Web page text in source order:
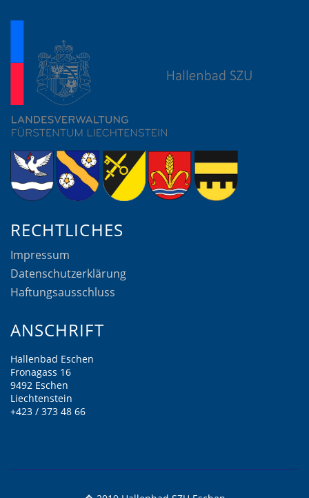
RECHTLICHES
Impressum
Datenschutzerklärung
Haftungsausschluss
ANSCHRIFT
Hallenbad Eschen
Fronagass 16
9492 Eschen
Liechtenstein
+423 / 373 48 66